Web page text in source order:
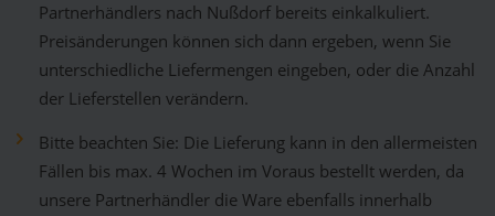
Partnerhändlers nach Nußdorf bereits einkalkuliert.
Preisänderungen können sich dann ergeben, wenn Sie
unterschiedliche Liefermengen eingeben, oder die Anzahl
der Lieferstellen verändern.
Bitte beachten Sie: Die Lieferung kann in den allermeisten
Fällen bis max. 4 Wochen im Voraus bestellt werden, da
unsere Partnerhändler die Ware ebenfalls innerhalb